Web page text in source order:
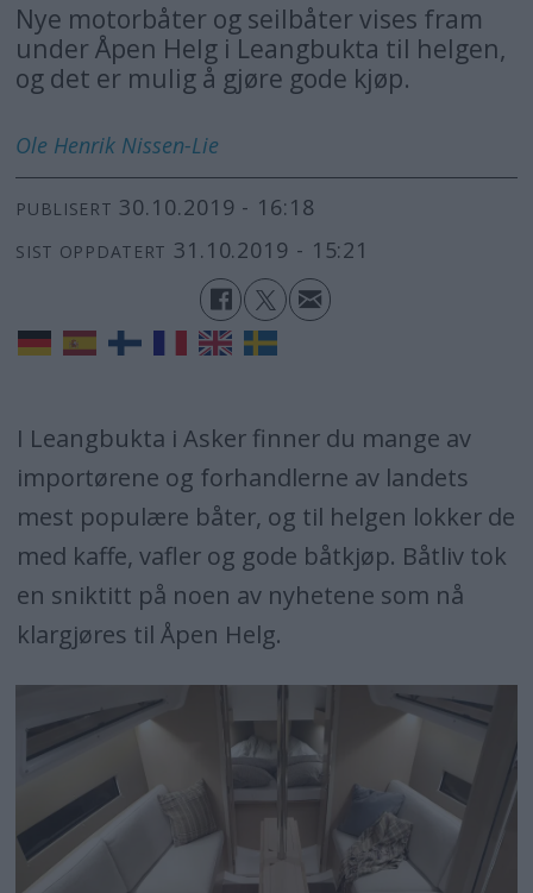
Nye motorbåter og seilbåter vises fram
under Åpen Helg i Leangbukta til helgen,
og det er mulig å gjøre gode kjøp.
Ole Henrik Nissen-Lie
PUBLISERT 30.10.2019 - 16:18
SIST OPPDATERT 31.10.2019 - 15:21
I Leangbukta i Asker finner du mange av
importørene og forhandlerne av landets
mest populære båter, og til helgen lokker de
med kaffe, vafler og gode båtkjøp. Båtliv tok
en sniktitt på noen av nyhetene som nå
klargjøres til Åpen Helg.